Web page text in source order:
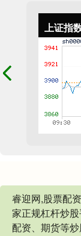
上证指
睿迎网,股票配
家正规杠杆炒
配资、期货等炒